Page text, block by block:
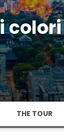
i
THE TOUR